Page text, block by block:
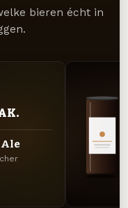
bieren écht in